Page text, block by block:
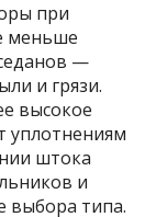
при
меньше
—
и грязи.
высокое
уплотнениям
штока
и
выбора типа.